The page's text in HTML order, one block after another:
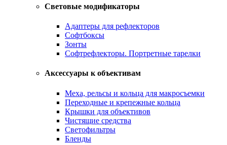
Световые модификаторы
Адаптеры для рефлекторов
Софтбоксы
Зонты
Софтрефлекторы. Портретные тарелки
Аксессуары к объективам
Меха, рельсы и кольца для макросъемки
Переходные и крепежные кольца
Крышки для объективов
Чистящие средства
Светофильтры
Бленды